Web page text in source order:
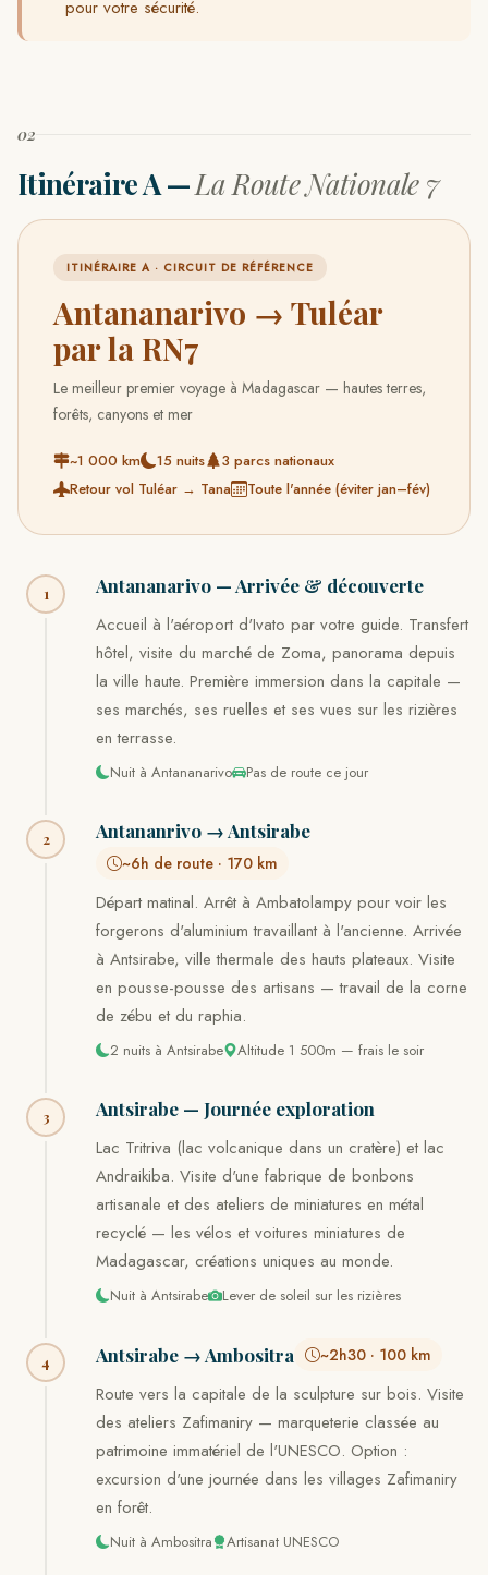
pour votre sécurité.
02
Itinéraire A —La Route Nationale 7
ITINÉRAIRE A · CIRCUIT DE RÉFÉRENCE
Antananarivo → Tuléar
par la RN7
Le meilleur premier voyage à Madagascar — hautes terres,
forêts, canyons et mer
~1 000 km 15 nuits
3 parcs nationaux
Retour vol Tuléar → Tana
Toute l'année (éviter jan–fév)
1
Antananarivo — Arrivée & découverte
Accueil à l'aéroport d'Ivato par votre guide. Transfert
hôtel, visite du marché de Zoma, panorama depuis
la ville haute. Première immersion dans la capitale —
ses marchés, ses ruelles et ses vues sur les rizières
en terrasse.
Nuit à Antananarivo Pas de route ce jour
2 Antananrivo → Antsirabe
~6h de route · 170 km
Départ matinal. Arrêt à Ambatolampy pour voir les
forgerons d'aluminium travaillant à l'ancienne. Arrivée
à Antsirabe, ville thermale des hauts plateaux. Visite
en pousse-pousse des artisans — travail de la corne
de zébu et du raphia.
2 nuits à Antsirabe Altitude 1 500m — frais le soir
3
Antsirabe — Journée exploration
Lac Tritriva (lac volcanique dans un cratère) et lac
Andraikiba. Visite d'une fabrique de bonbons
artisanale et des ateliers de miniatures en métal
recyclé — les vélos et voitures miniatures de
Madagascar, créations uniques au monde.
Nuit à Antsirabe Lever de soleil sur les rizières
4 Antsirabe → Ambositra ~2h30 · 100 km
Route vers la capitale de la sculpture sur bois. Visite
des ateliers Zafimaniry — marqueterie classée au
patrimoine immatériel de l'UNESCO. Option :
excursion d'une journée dans les villages Zafimaniry
en forêt.
Nuit à Ambositra Artisanat UNESCO